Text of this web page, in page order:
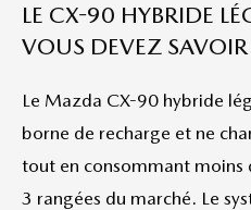
LE CX-90 HYBRIDE
VOUS DEVEZ SAVOIR
Le Mazda CX-90 hybride
borne de recharge et ne
tout en consommant moins
3 rangées du marché. Le